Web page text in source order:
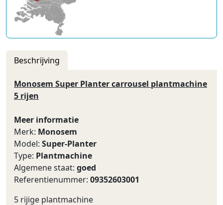
Beschrijving
Monosem Super Planter carrousel plantmachine
5 rijen
Meer informatie
Merk: Monosem
Model: Super-Planter
Type: Plantmachine
Algemene staat: goed
Referentienummer: 09352603001
5 rijige plantmachine